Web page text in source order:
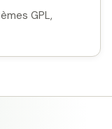
GPL,